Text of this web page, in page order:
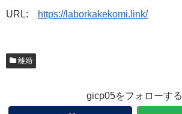
URL: https://laborkakekomi.link/
離婚
gicp05をフォローする